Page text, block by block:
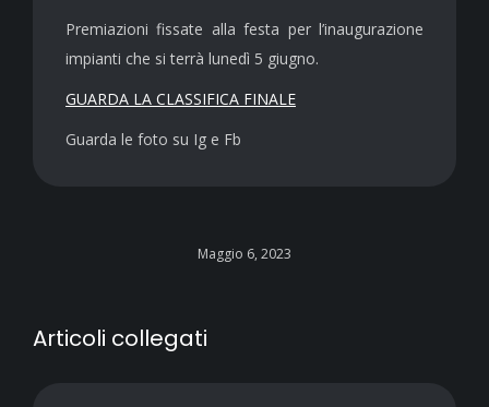
Premiazioni fissate alla festa per l’inaugurazione
impianti che si terrà lunedì 5 giugno.
GUARDA LA CLASSIFICA FINALE
Guarda le foto su Ig e Fb
Maggio 6, 2023
Articoli collegati